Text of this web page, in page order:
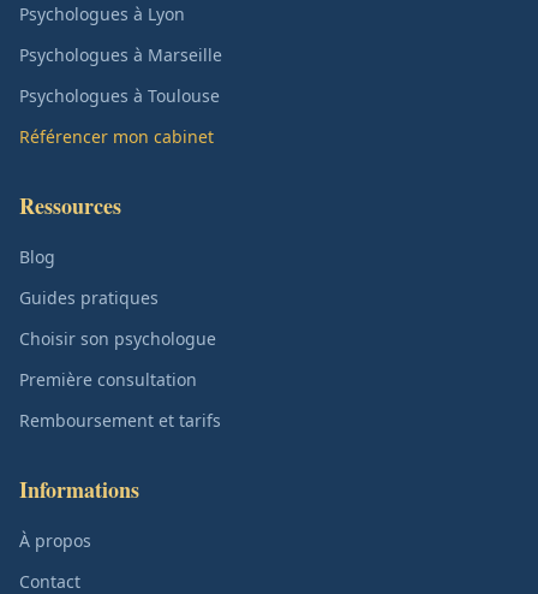
Psychologues à Lyon
Psychologues à Marseille
Psychologues à Toulouse
Référencer mon cabinet
Ressources
Blog
Guides pratiques
Choisir son psychologue
Première consultation
Remboursement et tarifs
Informations
À propos
Contact